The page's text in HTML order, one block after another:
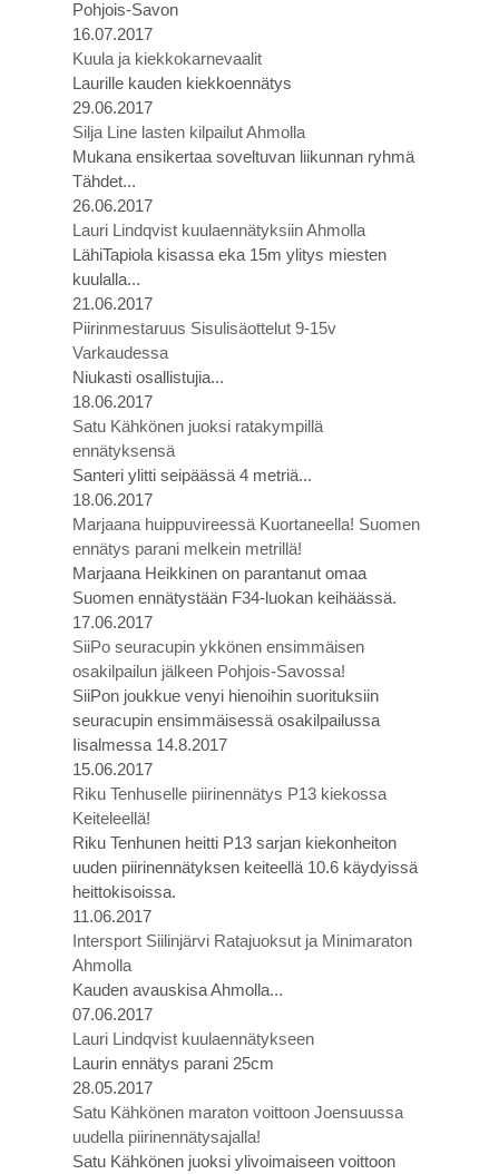
Pohjois-Savon
16.07.2017
Kuula ja kiekkokarnevaalit
Laurille kauden kiekkoennätys
29.06.2017
Silja Line lasten kilpailut Ahmolla
Mukana ensikertaa soveltuvan liikunnan ryhmä
Tähdet...
26.06.2017
Lauri Lindqvist kuulaennätyksiin Ahmolla
LähiTapiola kisassa eka 15m ylitys miesten
kuulalla...
21.06.2017
Piirinmestaruus Sisulisäottelut 9-15v
Varkaudessa
Niukasti osallistujia...
18.06.2017
Satu Kähkönen juoksi ratakympillä
ennätyksensä
Santeri ylitti seipäässä 4 metriä...
18.06.2017
Marjaana huippuvireessä Kuortaneella! Suomen
ennätys parani melkein metrillä!
Marjaana Heikkinen on parantanut omaa
Suomen ennätystään F34-luokan keihäässä.
17.06.2017
SiiPo seuracupin ykkönen ensimmäisen
osakilpailun jälkeen Pohjois-Savossa!
SiiPon joukkue venyi hienoihin suorituksiin
seuracupin ensimmäisessä osakilpailussa
Iisalmessa 14.8.2017
15.06.2017
Riku Tenhuselle piirinennätys P13 kiekossa
Keiteleellä!
Riku Tenhunen heitti P13 sarjan kiekonheiton
uuden piirinennätyksen keiteellä 10.6 käydyissä
heittokisoissa.
11.06.2017
Intersport Siilinjärvi Ratajuoksut ja Minimaraton
Ahmolla
Kauden avauskisa Ahmolla...
07.06.2017
Lauri Lindqvist kuulaennätykseen
Laurin ennätys parani 25cm
28.05.2017
Satu Kähkönen maraton voittoon Joensuussa
uudella piirinennätysajalla!
Satu Kähkönen juoksi ylivoimaiseen voittoon